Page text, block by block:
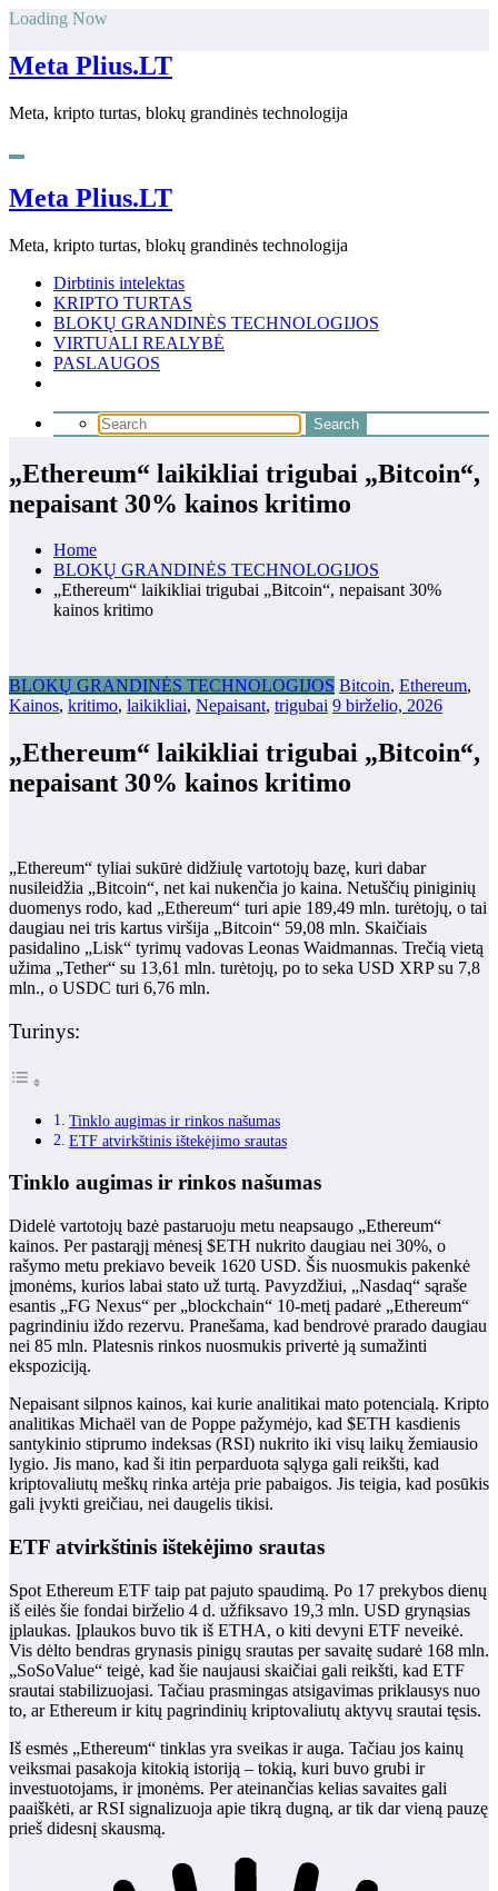
Skip
content
Loading Now
Meta Plius.LT
Meta, kripto turtas, blokų grandinės technologija
Meta Plius.LT
Meta, kripto turtas, blokų grandinės technologija
Dirbtinis intelektas
KRIPTO TURTAS
BLOKŲ GRANDINĖS TECHNOLOGIJOS
VIRTUALI REALYBĖ
PASLAUGOS
„Ethereum“ laikikliai trigubai „Bitcoin“,
nepaisant 30% kainos kritimo
Home
BLOKŲ GRANDINĖS TECHNOLOGIJOS
„Ethereum“ laikikliai trigubai „Bitcoin“, nepaisant 30%
kainos kritimo
BLOKŲ GRANDINĖS TECHNOLOGIJOS Bitcoin, Ethereum,
Kainos, kritimo, laikikliai, Nepaisant, trigubai 9 birželio, 2026
„Ethereum“ laikikliai trigubai „Bitcoin“,
nepaisant 30% kainos kritimo
„Ethereum“ tyliai sukūrė didžiulę vartotojų bazę, kuri dabar
nusileidžia „Bitcoin“, net kai nukenčia jo kaina. Netuščių piniginių
duomenys rodo, kad „Ethereum“ turi apie 189,49 mln. turėtojų, o tai
daugiau nei tris kartus viršija „Bitcoin“ 59,08 mln. Skaičiais
pasidalino „Lisk“ tyrimų vadovas Leonas Waidmannas. Trečią vietą
užima „Tether“ su 13,61 mln. turėtojų, po to seka USD XRP su 7,8
mln., o USDC turi 6,76 mln.
Turinys:
Tinklo augimas ir rinkos našumas
ETF atvirkštinis ištekėjimo srautas
Tinklo augimas ir rinkos našumas
Didelė vartotojų bazė pastaruoju metu neapsaugo „Ethereum“
kainos. Per pastarąjį mėnesį $ETH nukrito daugiau nei 30%, o
rašymo metu prekiavo beveik 1620 USD. Šis nuosmukis pakenkė
įmonėms, kurios labai stato už turtą. Pavyzdžiui, „Nasdaq“ sąraše
esantis „FG Nexus“ per „blockchain“ 10-metį padarė „Ethereum“
pagrindiniu iždo rezervu. Pranešama, kad bendrovė prarado daugiau
nei 85 mln. Platesnis rinkos nuosmukis privertė ją sumažinti
ekspoziciją.
Nepaisant silpnos kainos, kai kurie analitikai mato potencialą. Kripto
analitikas Michaël van de Poppe pažymėjo, kad $ETH kasdienis
santykinio stiprumo indeksas (RSI) nukrito iki visų laikų žemiausio
lygio. Jis mano, kad ši itin perparduota sąlyga gali reikšti, kad
kriptovaliutų meškų rinka artėja prie pabaigos. Jis teigia, kad posūkis
gali įvykti greičiau, nei daugelis tikisi.
ETF atvirkštinis ištekėjimo srautas
Spot Ethereum ETF taip pat pajuto spaudimą. Po 17 prekybos dienų
iš eilės šie fondai birželio 4 d. užfiksavo 19,3 mln. USD grynąsias
įplaukas. Įplaukos buvo tik iš ETHA, o kiti devyni ETF neveikė.
Vis dėlto bendras grynasis pinigų srautas per savaitę sudarė 168 mln.
„SoSoValue“ teigė, kad šie naujausi skaičiai gali reikšti, kad ETF
srautai stabilizuojasi. Tačiau prasmingas atsigavimas priklausys nuo
to, ar Ethereum ir kitų pagrindinių kriptovaliutų aktyvų srautai tęsis.
Iš esmės „Ethereum“ tinklas yra sveikas ir auga. Tačiau jos kainų
veiksmai pasakoja kitokią istoriją – tokią, kuri buvo grubi ir
investuotojams, ir įmonėms. Per ateinančias kelias savaites gali
paaiškėti, ar RSI signalizuoja apie tikrą dugną, ar tik dar vieną pauzę
prieš didesnį skausmą.